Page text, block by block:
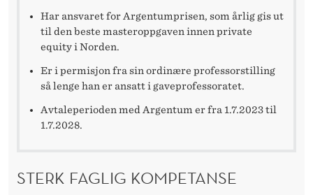
Har ansvaret for Argentumprisen, som årlig gis ut
til den beste masteroppgaven innen private
equity i Norden.
Er i permisjon fra sin ordinære professorstilling
så lenge han er ansatt i gaveprofessoratet.
Avtaleperioden med Argentum er fra 1.7.2023 til
1.7.2028.
STERK FAGLIG KOMPETANSE